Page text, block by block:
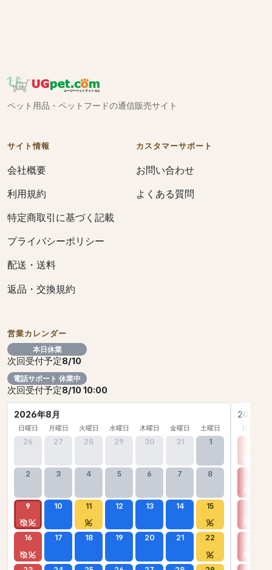
ペット用品・ペットフードの通信販売サイト
サイト情報
会社概要
利用規約
特定商取引に基づく記載
プライバシーポリシー
配送・送料
返品・交換規約
カスタマーサポート
お問い合わせ
よくある質問
営業カレンダー
本日休業
次回受付予定8/10
電話サポート 休業中
次回受付予定8/10 10:00
2026年8月
日曜日 月曜日 火曜日 水曜日 木曜日 金曜日 土曜日
26 27 28 29 30 31 1
2 3 4 5 6 7 8
9 10 11 12 13 14 15
16 17 18 19 20 21 22
2026年
日曜日